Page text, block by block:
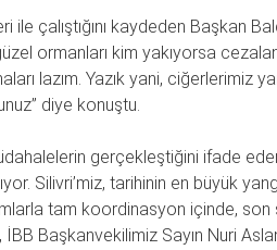
çalıştığını kaydeden Başkan
ormanları kim yakıyorsa
lazım. Yazık yani, ciğerlerimiz
diye konuştu.
gerçekleştiğini ifade
Silivri’miz, tarihinin en büyük
tam koordinasyon içinde,
İBB Başkanvekilimiz Sayın Nuri